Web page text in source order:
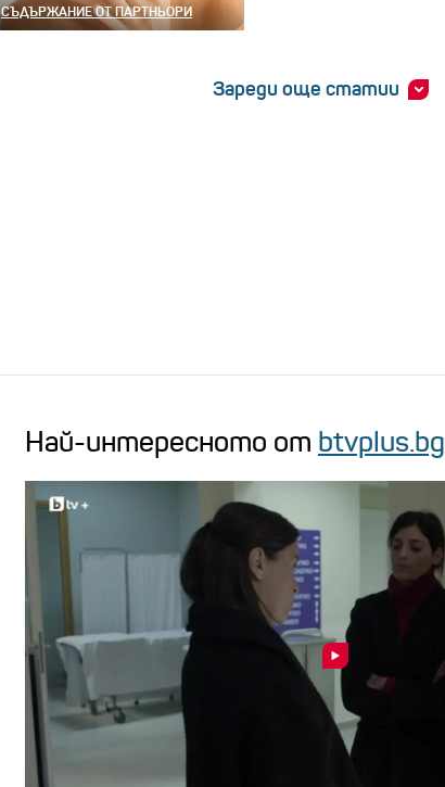
СЪДЪРЖАНИЕ ОТ ПАРТНЬОРИ
Зареди още статии
Най-интересното от btvplus.bg